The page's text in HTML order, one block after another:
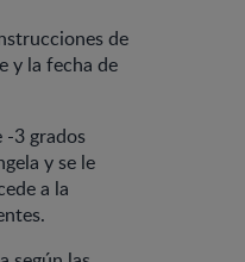
de
y la fecha de
-3 grados
y se le
a la